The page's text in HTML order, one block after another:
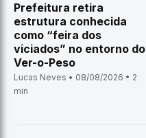
Prefeitura retira
estrutura conhecida
como “feira dos
viciados” no entorno do
Ver-o-Peso
Lucas Neves • 08/08/2026 • 2
min